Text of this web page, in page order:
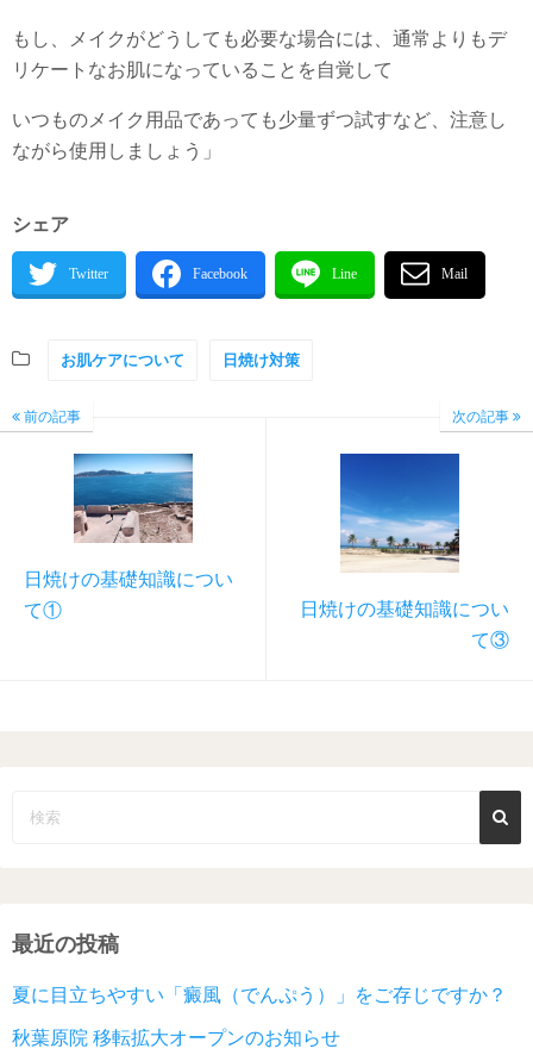
もし、メイクがどうしても必要な場合には、通常よりもデ
リケートなお肌になっていることを自覚して
いつものメイク用品であっても少量ずつ試すなど、注意し
ながら使用しましょう」
シェア
お肌ケアについて 日焼け対策
前の記事
日焼けの基礎知識につい
て①
次の記事
日焼けの基礎知識につい
て③
最近の投稿
夏に目立ちやすい「癜風（でんぷう）」をご存じですか？
秋葉原院 移転拡大オープンのお知らせ